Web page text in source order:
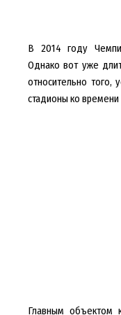
В 2014 году
Однако вот уже
относительно того,
стадионы ко
Главным объектом